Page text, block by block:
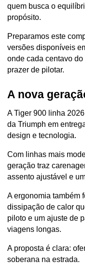
quem busca o
propósito.
Preparamos este
versões disponíveis
onde cada centavo
prazer de pilotar.
A nova
A Tiger 900 linha
da Triumph em
design e tecnologia.
Com linhas mais
geração traz
assento ajustável e
A ergonomia também
dissipação de calor
piloto e um ajuste de
viagens longas.
A proposta é clara:
soberana na estrada.